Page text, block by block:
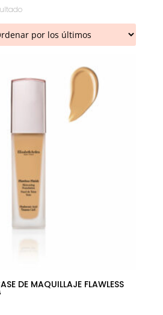
DE MAQUILLAJE FLAWLESS